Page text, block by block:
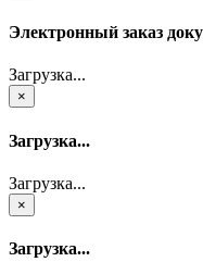
Электронный заказ
Загрузка...
×
Загрузка...
Загрузка...
×
Загрузка...